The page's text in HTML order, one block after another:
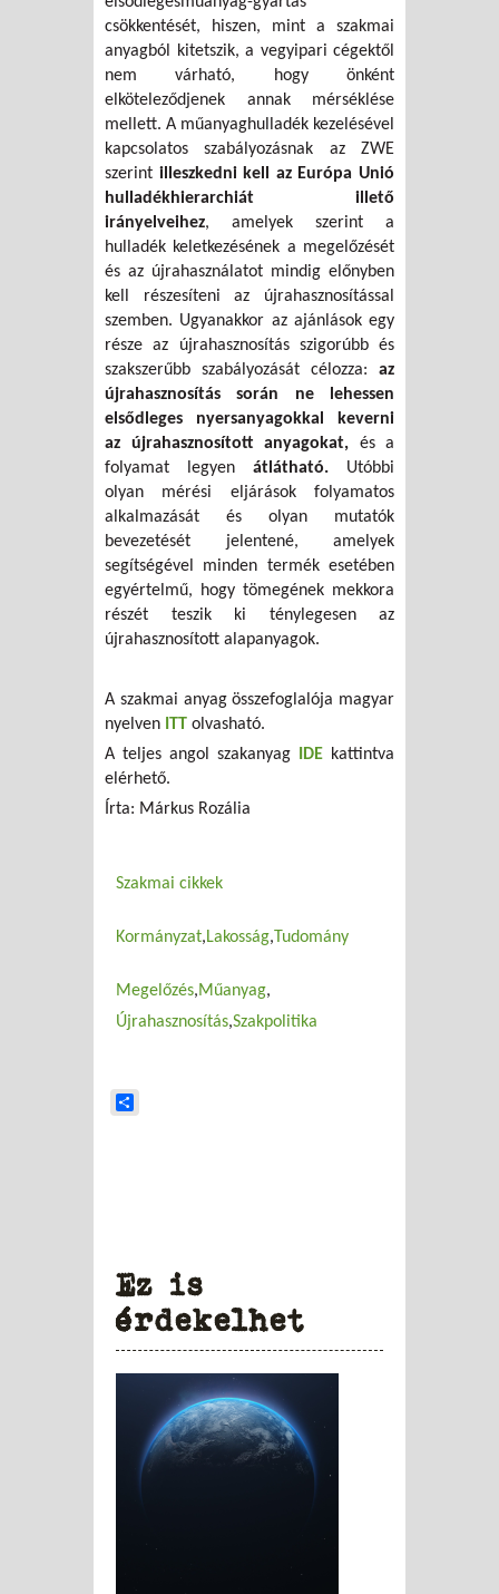
csökkentését, hiszen, mint a szakmai
anyagból kitetszik, a vegyipari cégektől
nem várható, hogy önként
elköteleződjenek annak mérséklése
mellett. A műanyaghulladék kezelésével
kapcsolatos szabályozásnak az ZWE
szerint illeszkedni kell az Európa Unió
hulladékhierarchiát illető
irányelveihez, amelyek szerint a
hulladék keletkezésének a megelőzését
és az újrahasználatot mindig előnyben
kell részesíteni az újrahasznosítással
szemben. Ugyanakkor az ajánlások egy
része az újrahasznosítás szigorúbb és
szakszerűbb szabályozását célozza: az
újrahasznosítás során ne lehessen
elsődleges nyersanyagokkal keverni
az újrahasznosított anyagokat, és a
folyamat legyen átlátható. Utóbbi
olyan mérési eljárások folyamatos
alkalmazását és olyan mutatók
bevezetését jelentené, amelyek
segítségével minden termék esetében
egyértelmű, hogy tömegének mekkora
részét teszik ki ténylegesen az
újrahasznosított alapanyagok.
A szakmai anyag összefoglalója magyar
nyelven ITT olvasható.
A teljes angol szakanyag IDE kattintva
elérhető.
Írta: Márkus Rozália
Szakmai cikkek
Kormányzat Lakosság Tudomány
Megelőzés Műanyag
Újrahasznosítás Szakpolitika
Ez is
érdekelhet